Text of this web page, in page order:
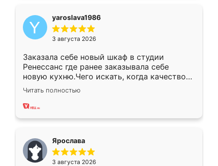
yaroslava1986
3 августа 2026
Заказала себе новый шкаф в студии
Ренессанс где ранее заказывала себе
новую кухню.Чего искать, когда качеством
вполне довольна. Служит кухня уже почти
два года, нареканий нет.
Читать полностью
Ярослава
3 августа 2026